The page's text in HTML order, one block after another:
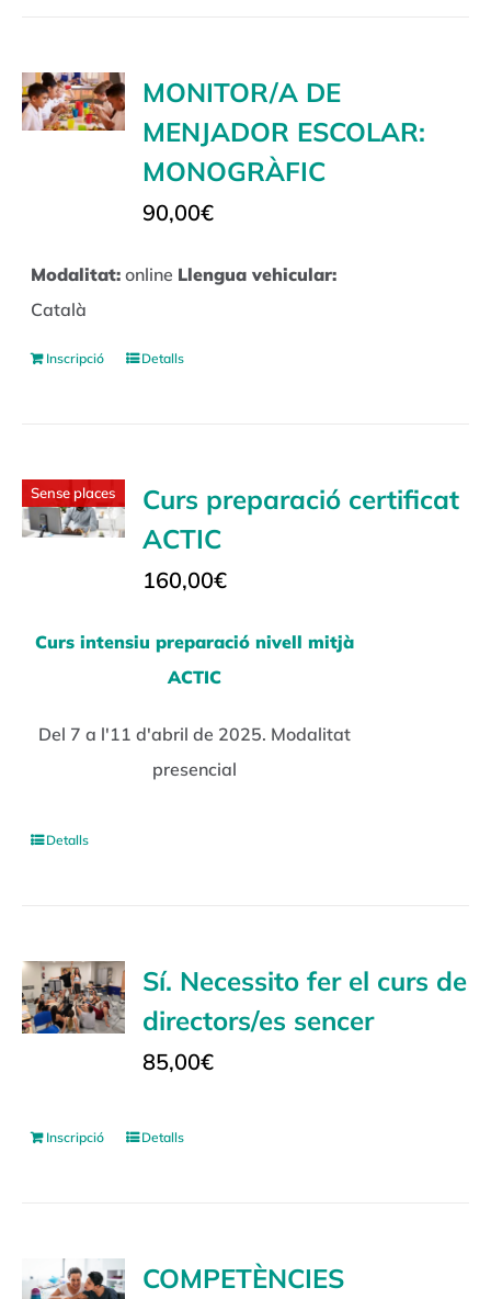
MONITOR/A DE
MENJADOR ESCOLAR:
MONOGRÀFIC
90,00€
Modalitat: online Llengua vehicular:
Català
Inscripció Detalls
Sense places
Curs preparació certificat
ACTIC
160,00€
Curs intensiu preparació nivell mitjà
ACTIC
Del 7 a l'11 d'abril de 2025. Modalitat
presencial
Detalls
Sí. Necessito fer el curs de
directors/es sencer
85,00€
Inscripció Detalls
COMPETÈNCIES